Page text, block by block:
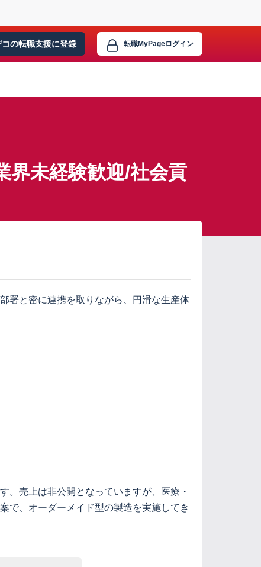
コの転職支援に登録 転職MyPageログイン
界未経験歓迎/社会貢
署と密に連携を取りながら、円滑な生産体
。売上は非公開となっていますが、医療・
で、オーダーメイド型の製造を実施してき